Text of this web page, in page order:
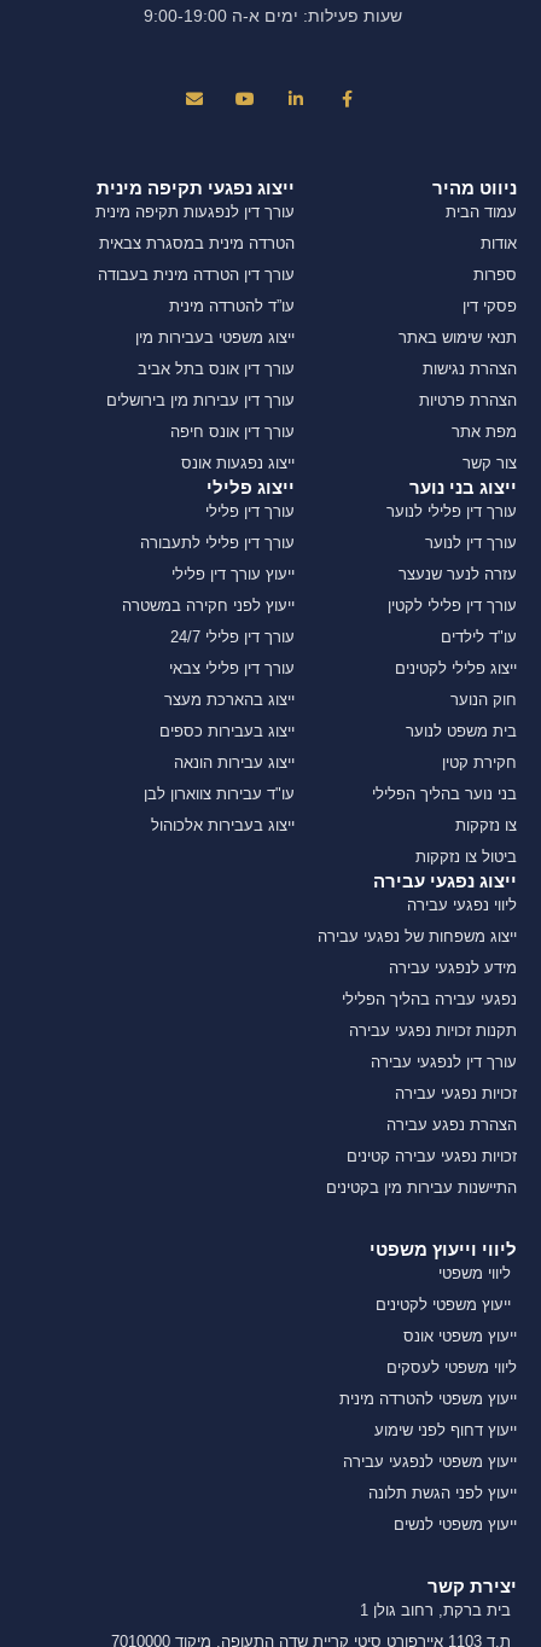
שעות פעילות: ימים א-ה 9:00-19:00
ניווט מהיר
עמוד הבית
אודות
ספרות
פסקי דין
תנאי שימוש באתר
הצהרת נגישות
הצהרת פרטיות
מפת אתר
צור קשר
ייצוג נפגעי תקיפה מינית
עורך דין לנפגעות תקיפה מינית
הטרדה מינית במסגרת צבאית
עורך דין הטרדה מינית בעבודה
עו”ד להטרדה מינית
ייצוג משפטי בעבירות מין
עורך דין אונס בתל אביב
עורך דין עבירות מין בירושלים
עורך דין אונס חיפה
ייצוג נפגעות אונס
ייצוג בני נוער
עורך דין פלילי לנוער
עורך דין לנוער
עזרה לנער שנעצר
עורך דין פלילי לקטין
עו"ד לילדים
ייצוג פלילי לקטינים
חוק הנוער
בית משפט לנוער
חקירת קטין
בני נוער בהליך הפלילי
צו נזקקות
ביטול צו נזקקות
ייצוג פלילי
עורך דין פלילי
עורך דין פלילי לתעבורה
ייעוץ עורך דין פלילי
ייעוץ לפני חקירה במשטרה
עורך דין פלילי 24/7
עורך דין פלילי צבאי
ייצוג בהארכת מעצר
ייצוג בעבירות כספים
ייצוג עבירות הונאה
עו"ד עבירות צווארון לבן
ייצוג בעבירות אלכוהול
ייצוג נפגעי עבירה
ליווי נפגעי עבירה
ייצוג משפחות של נפגעי עבירה
מידע לנפגעי עבירה
נפגעי עבירה בהליך הפלילי
תקנות זכויות נפגעי עבירה
עורך דין לנפגעי עבירה
זכויות נפגעי עבירה
הצהרת נפגע עבירה
זכויות נפגעי עבירה קטינים
התיישנות עבירות מין בקטינים
ליווי וייעוץ משפטי
ליווי משפטי
ייעוץ משפטי לקטינים
ייעוץ משפטי אונס
ליווי משפטי לעסקים
ייעוץ משפטי להטרדה מינית
ייעוץ דחוף לפני שימוע
ייעוץ משפטי לנפגעי עבירה
ייעוץ לפני הגשת תלונה
ייעוץ משפטי לנשים
יצירת קשר
בית ברקת, רחוב גולן 1
ת.ד 1103 איירפורט סיטי קריית שדה התעופה, מיקוד 7010000